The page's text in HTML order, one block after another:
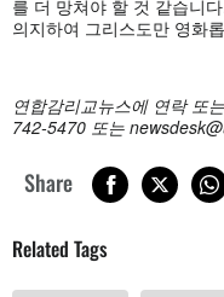
를 더 망쳐야 할 것 같습니
의지하여 그리스도만 영화
연합감리교뉴스에 연락 또
742-5470 또는
Share
Related Tags